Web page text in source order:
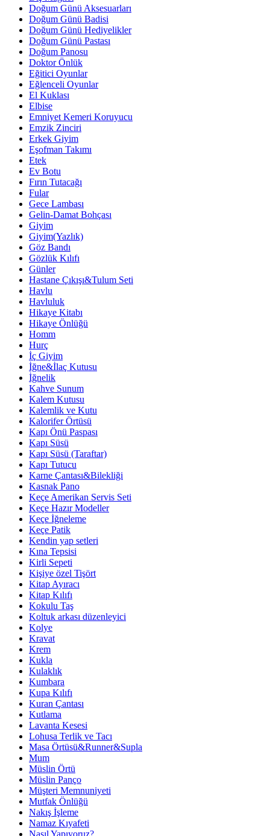
Doğum Günü Aksesuarları
Doğum Günü Badisi
Doğum Günü Hediyelikler
Doğum Günü Pastası
Doğum Panosu
Doktor Önlük
Eğitici Oyunlar
Eğlenceli Oyunlar
El Kuklası
Elbise
Emniyet Kemeri Koruyucu
Emzik Zinciri
Erkek Giyim
Eşofman Takımı
Etek
Ev Botu
Fırın Tutacağı
Fular
Gece Lambası
Gelin-Damat Bohçası
Giyim
Giyim(Yazlık)
Göz Bandı
Gözlük Kılıfı
Günler
Hastane Çıkışı&Tulum Seti
Havlu
Havluluk
Hikaye Kitabı
Hikaye Önlüğü
Homm
Hurç
İç Giyim
İğne&İlaç Kutusu
İğnelik
Kahve Sunum
Kalem Kutusu
Kalemlik ve Kutu
Kalorifer Örtüsü
Kapı Önü Paspası
Kapı Süsü
Kapı Süsü (Taraftar)
Kapı Tutucu
Karne Çantası&Bilekliği
Kasnak Pano
Keçe Amerikan Servis Seti
Keçe Hazır Modeller
Keçe İğneleme
Keçe Patik
Kendin yap setleri
Kına Tepsisi
Kirli Sepeti
Kişiye özel Tişört
Kitap Ayıracı
Kitap Kılıfı
Kokulu Taş
Koltuk arkası düzenleyici
Kolye
Kravat
Krem
Kukla
Kulaklık
Kumbara
Kupa Kılıfı
Kuran Çantası
Kutlama
Lavanta Kesesi
Lohusa Terlik ve Tacı
Masa Örtüsü&Runner&Supla
Mum
Müslin Örtü
Müslin Panço
Müşteri Memnuniyeti
Mutfak Önlüğü
Nakış İşleme
Namaz Kıyafeti
Nasıl Yapıyoruz?